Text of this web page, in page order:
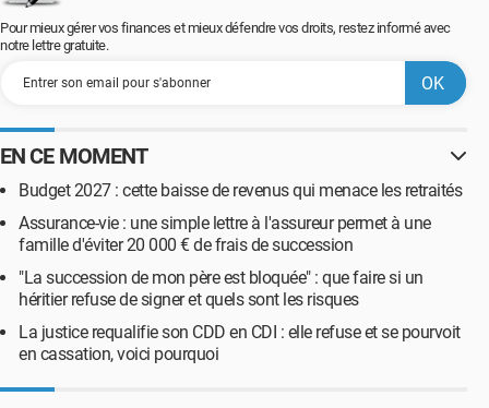
Pour mieux gérer vos finances et mieux défendre vos droits, restez informé avec
notre lettre gratuite.
EN CE MOMENT
Budget 2027 : cette baisse de revenus qui menace les retraités
Assurance-vie : une simple lettre à l'assureur permet à une
famille d'éviter 20 000 € de frais de succession
"La succession de mon père est bloquée" : que faire si un
héritier refuse de signer et quels sont les risques
La justice requalifie son CDD en CDI : elle refuse et se pourvoit
en cassation, voici pourquoi